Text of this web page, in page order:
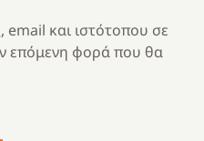
και ιστότοπου σε
επόμενη φορά που θα